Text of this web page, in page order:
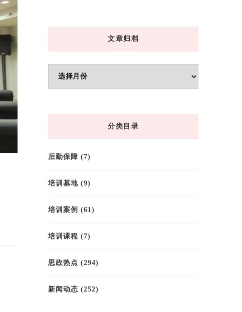
文章归档
章
分类目录
后勤保障 (7)
培训基地 (9)
培训案例 (61)
培训课程 (7)
思政热点 (294)
新闻动态 (252)